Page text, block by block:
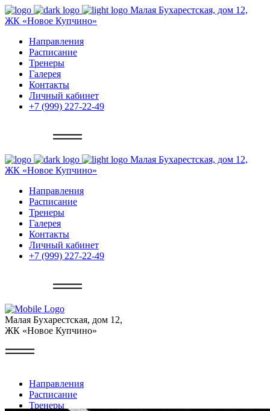
Малая Бухарестская, дом 12,
ЖК «Новое Купчино»
Направления
Расписание
Тренеры
Галерея
Контакты
Личный кабинет
+7 (999) 227-22-49
Малая Бухарестская, дом 12,
ЖК «Новое Купчино»
Направления
Расписание
Тренеры
Галерея
Контакты
Личный кабинет
+7 (999) 227-22-49
Малая Бухарестская, дом 12,
ЖК «Новое Купчино»
Направления
Расписание
Тренеры